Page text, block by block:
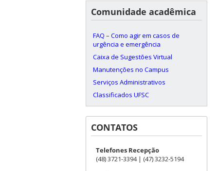
Comunidade acadêmica
FAQ – Como agir em casos de
urgência e emergência
Caixa de Sugestões Virtual
Manutenções no Campus
Serviços Administrativos
Classificados UFSC
CONTATOS
Telefones Recepção
(48) 3721-3394 | (47) 3232-5194